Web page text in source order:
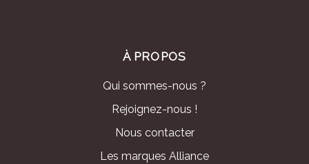
À PROPOS
Qui sommes-nous ?
Rejoignez-nous !
Nous contacter
Les marques Alliance